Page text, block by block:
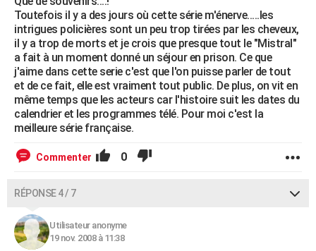
Toutefois il y a des jours où cette série m'énerve.....les
intrigues policières sont un peu trop tirées par les cheveux,
il y a trop de morts et je crois que presque tout le "Mistral"
a fait à un moment donné un séjour en prison. Ce que
j'aime dans cette serie c'est que l'on puisse parler de tout
et de ce fait, elle est vraiment tout public. De plus, on vit en
même temps que les acteurs car l'histoire suit les dates du
calendrier et les programmes télé. Pour moi c'est la
meilleure série française.
Commenter 0
RÉPONSE 4 / 7
Utilisateur anonyme
19 nov. 2008 à 11:38